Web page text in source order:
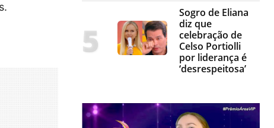
Sogro de Eliana
diz que
celebração de
Celso Portiolli
por liderança é
‘desrespeitosa’